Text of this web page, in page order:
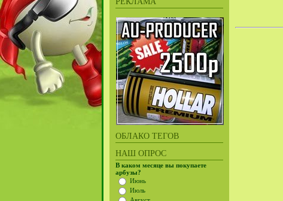
ОБЛАКО ТЕГОВ
НАШ ОПРОС
В каком месяце вы покупаете
арбузы?
Июнь
Июль